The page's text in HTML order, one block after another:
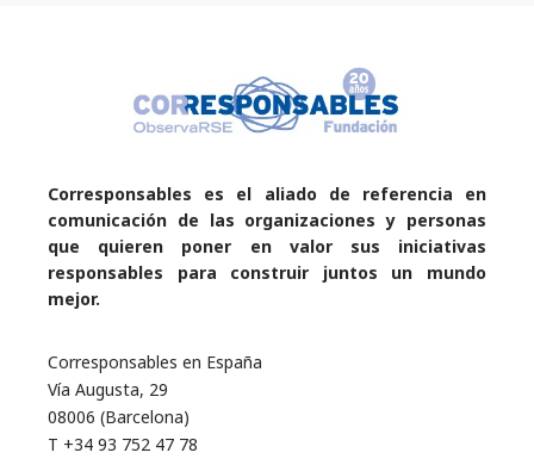
Corresponsables es el aliado de referencia en
comunicación de las organizaciones y personas
que quieren poner en valor sus iniciativas
responsables para construir juntos un mundo
mejor.
Corresponsables en España
Vía Augusta, 29
08006 (Barcelona)
T +34 93 752 47 78